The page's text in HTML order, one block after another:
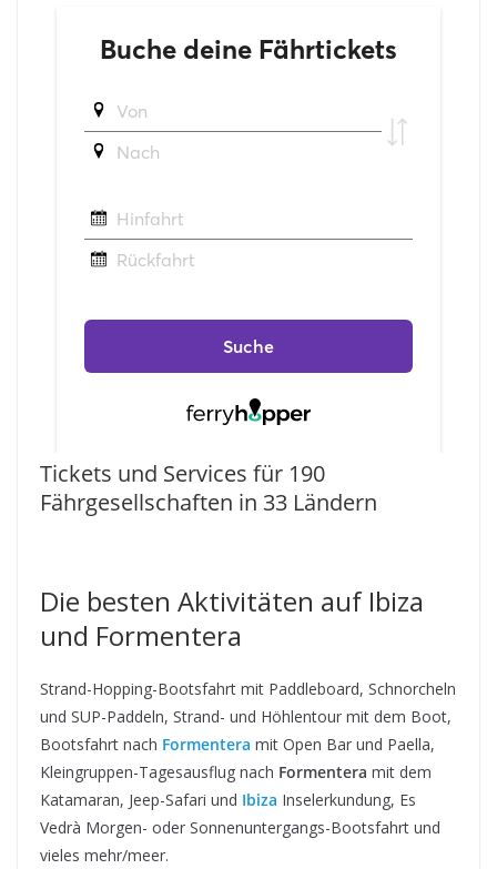
Tickets und Services für 190
Fährgesellschaften in 33 Ländern
Die besten Aktivitäten auf Ibiza
und Formentera
Strand-Hopping-Bootsfahrt mit Paddleboard, Schnorcheln
und SUP-Paddeln, Strand- und Höhlentour mit dem Boot,
Bootsfahrt nach Formentera mit Open Bar und Paella,
Kleingruppen-Tagesausflug nach Formentera mit dem
Katamaran, Jeep-Safari und Ibiza Inselerkundung, Es
Vedrà Morgen- oder Sonnenuntergangs-Bootsfahrt und
vieles mehr/meer.